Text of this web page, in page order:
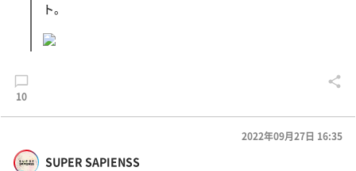
ト。
10
SUPER SAPIENSS
2022年09月27日 16:35